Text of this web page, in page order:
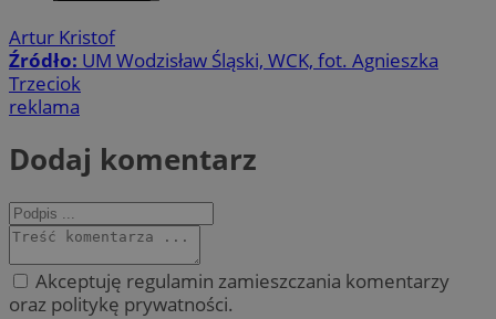
Artur Kristof
Źródło: UM Wodzisław Śląski, WCK, fot. Agnieszka
Trzeciok
reklama
Dodaj komentarz
Akceptuję regulamin zamieszczania komentarzy
oraz politykę prywatności.